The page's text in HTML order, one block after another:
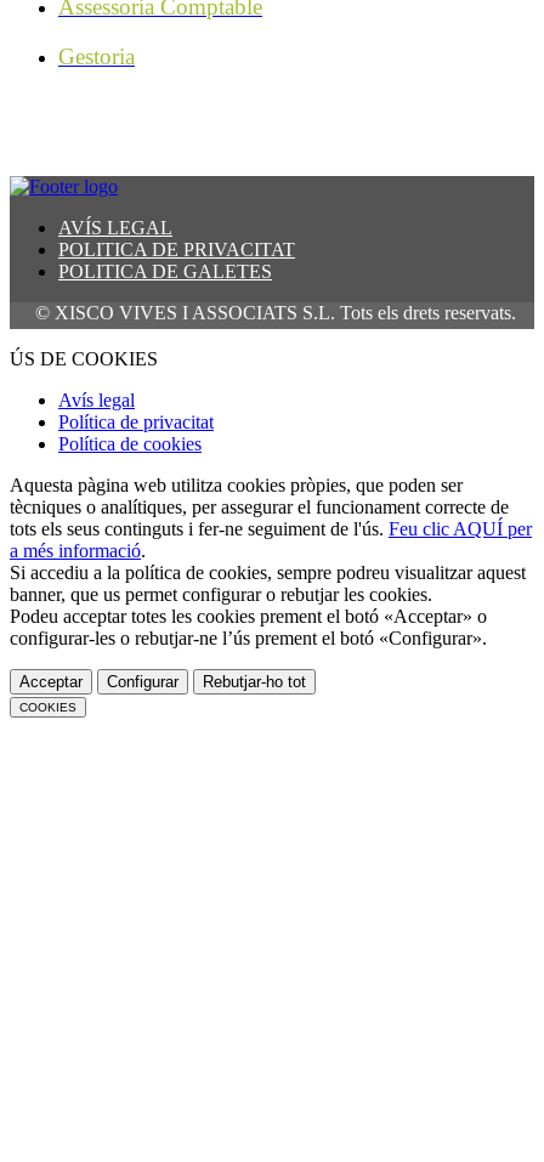
Assessoria Comptable
Gestoria
AVÍS LEGAL
POLITICA DE PRIVACITAT
POLITICA DE GALETES
VIVES I ASSOCIATS S.L. Tots els drets reservats.
ÚS DE COOKIES
Avís legal
Política de privacitat
Política de cookies
Aquesta pàgina web utilitza cookies pròpies, que poden ser
tècniques o analítiques, per assegurar el funcionament correcte de
tots els seus continguts i fer-ne seguiment de l'ús. Feu clic AQUÍ per
a més informació.
Si accediu a la política de cookies, sempre podreu visualitzar aquest
banner, que us permet configurar o rebutjar les cookies.
Podeu acceptar totes les cookies prement el botó «Acceptar» o
configurar-les o rebutjar-ne l’ús prement el botó «Configurar».
Acceptar Configurar Rebutjar-ho tot
COOKIES